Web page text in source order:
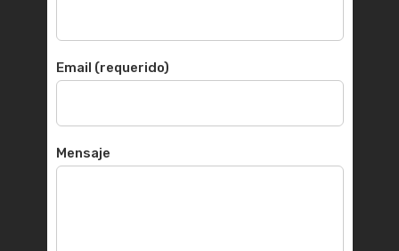
Email (requerido)
Mensaje